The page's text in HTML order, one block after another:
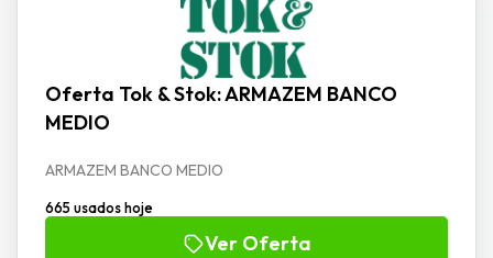
Oferta Tok & Stok: ARMAZEM BANCO
MEDIO
ARMAZEM BANCO MEDIO
665 usados hoje
Ver Oferta